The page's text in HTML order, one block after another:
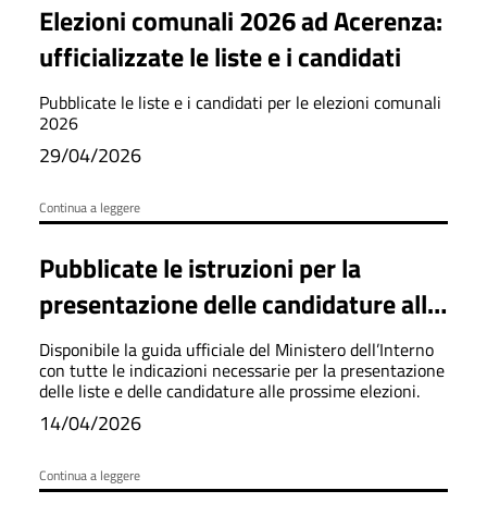
Elezioni comunali 2026 ad Acerenza:
ufficializzate le liste e i candidati
Pubblicate le liste e i candidati per le elezioni comunali
2026
29/04/2026
Continua a leggere
Pubblicate le istruzioni per la
presentazione delle candidature alle
elezioni amministrative
Disponibile la guida ufficiale del Ministero dell’Interno
con tutte le indicazioni necessarie per la presentazione
delle liste e delle candidature alle prossime elezioni.
14/04/2026
Continua a leggere